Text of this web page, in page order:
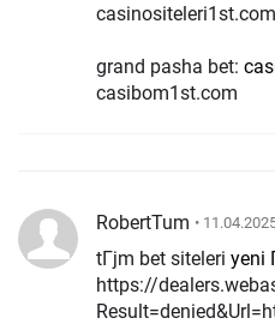
casinositeleri1st.com
grand pasha bet:
casibom1st.com
RobertTum •
tГјm bet siteleri yeni
https://